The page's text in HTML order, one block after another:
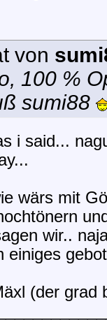
von
100 %
sumi88
i said...
wärs mit
wir..
einiges
(der grad